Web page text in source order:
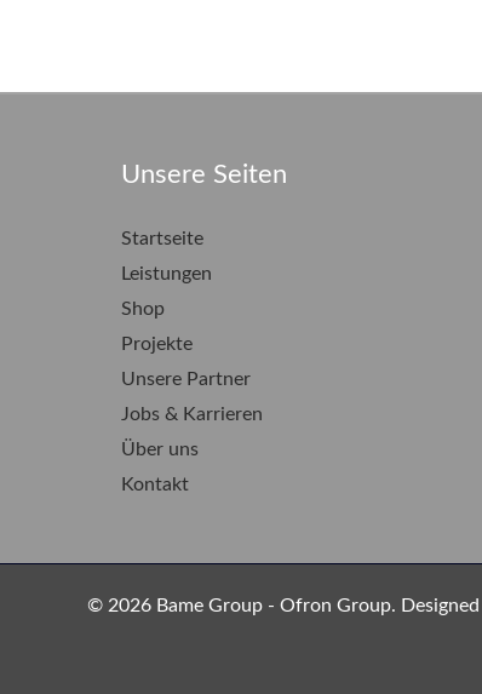
Unsere Seiten
Startseite
Leistungen
Shop
Projekte
Unsere Partner
Jobs & Karrieren
Über uns
Kontakt
© 2026 Bame Group - Ofron Group. Designed